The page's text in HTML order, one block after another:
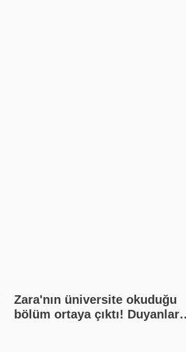
Zara'nın üniversite okuduğu
bölüm ortaya çıktı! Duyanlar